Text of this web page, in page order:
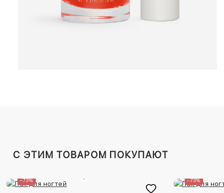
C ЭТИМ ТОВАРОМ ПОКУПАЮТ
–73% –73%